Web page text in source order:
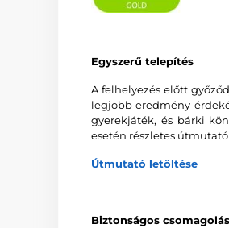
Egyszerű telepítés
A felhelyezés előtt
legjobb eredmény
gyerekjáték, és bárki
esetén részletes
Útmutató letöltése
Biztonságos csomagolás